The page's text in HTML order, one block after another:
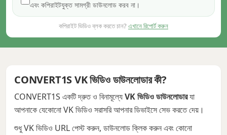
এবং কপিরাইটযুক্ত সামগ্রী ডাউনলোড করব না।
কপিরাইট ভিডিও ব্লক করতে চান? এখানে রিপোর্ট করুন
CONVERT1S VK ভিডিও ডাউনলোডার কী?
CONVERT1S একটি দ্রুত ও বিনামূল্যেVK ভিডিও ডাউনলোডারযা
আপনাকে যেকোনো VK ভিডিও সরাসরি আপনার ডিভাইসে সেভ করতে দেয়।
শুধু VK ভিডিও URL পেস্ট করুন, ডাউনলোড ক্লিক করুন এবং কোনো